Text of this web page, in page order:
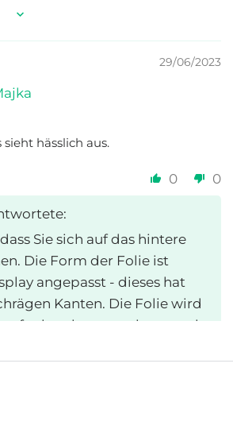
29/06/2023
sieht hässlich aus.
0 0
Sie sich auf das hintere
Die Form der Folie ist
angepasst - dieses hat
Kanten. Die Folie wird
- so steht es auch